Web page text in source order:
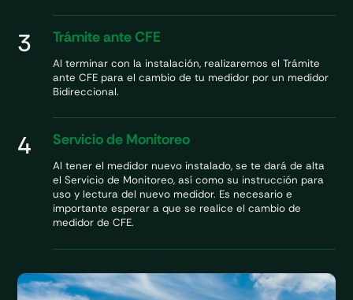
3 Trámite ante CFE
Al terminar con la instalación, realizaremos el Trámite
ante CFE para el cambio de tu medidor por un medidor
Bidireccional.
4 Servicio de Monitoreo
Al tener el medidor nuevo instalado, se te dará de alta
el Servicio de Monitoreo, así como su instrucción para
uso y lectura del nuevo medidor. Es necesario e
importante esperar a que se realice el cambio de
medidor de CFE.